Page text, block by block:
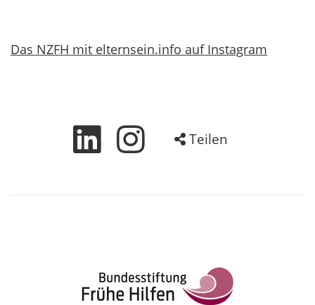
Das NZFH mit elternsein.info auf Instagram
Teilen